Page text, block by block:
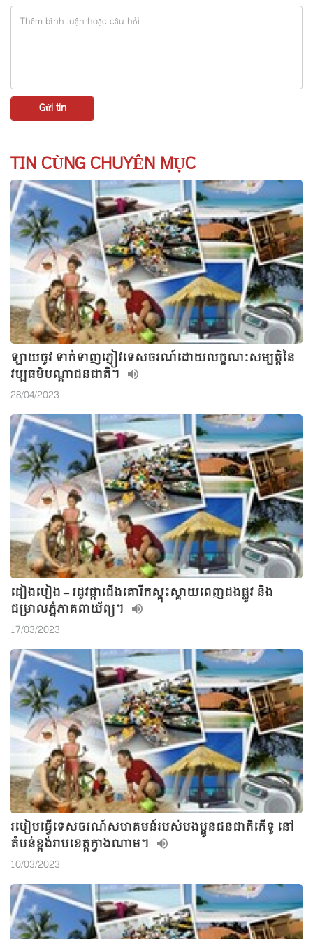
TIN CÙNG CHUYÊN MỤC
ឡាយចូវ ទាក់ទាញភ្ញៀវទេសចរណ៍ដោយលក្ខណៈសម្បត្តិនៃ
វប្បធម៌បណ្ដាជនជាតិ។
28/04/2023
ដៀងបៀង – រដូវផ្កាជើងគោរីកស្គុះស្គាយពេញដងផ្លូវ និង
ជម្រាលភ្នំភាគពាយ័ព្យ។
17/03/2023
របៀបធ្វើទេសចរណ៍សហគមន៍របស់បងប្អូនជនជាតិកើទូ នៅ
តំបន់ខ្ពង់រាបខេត្តក្វាងណាម។
10/03/2023